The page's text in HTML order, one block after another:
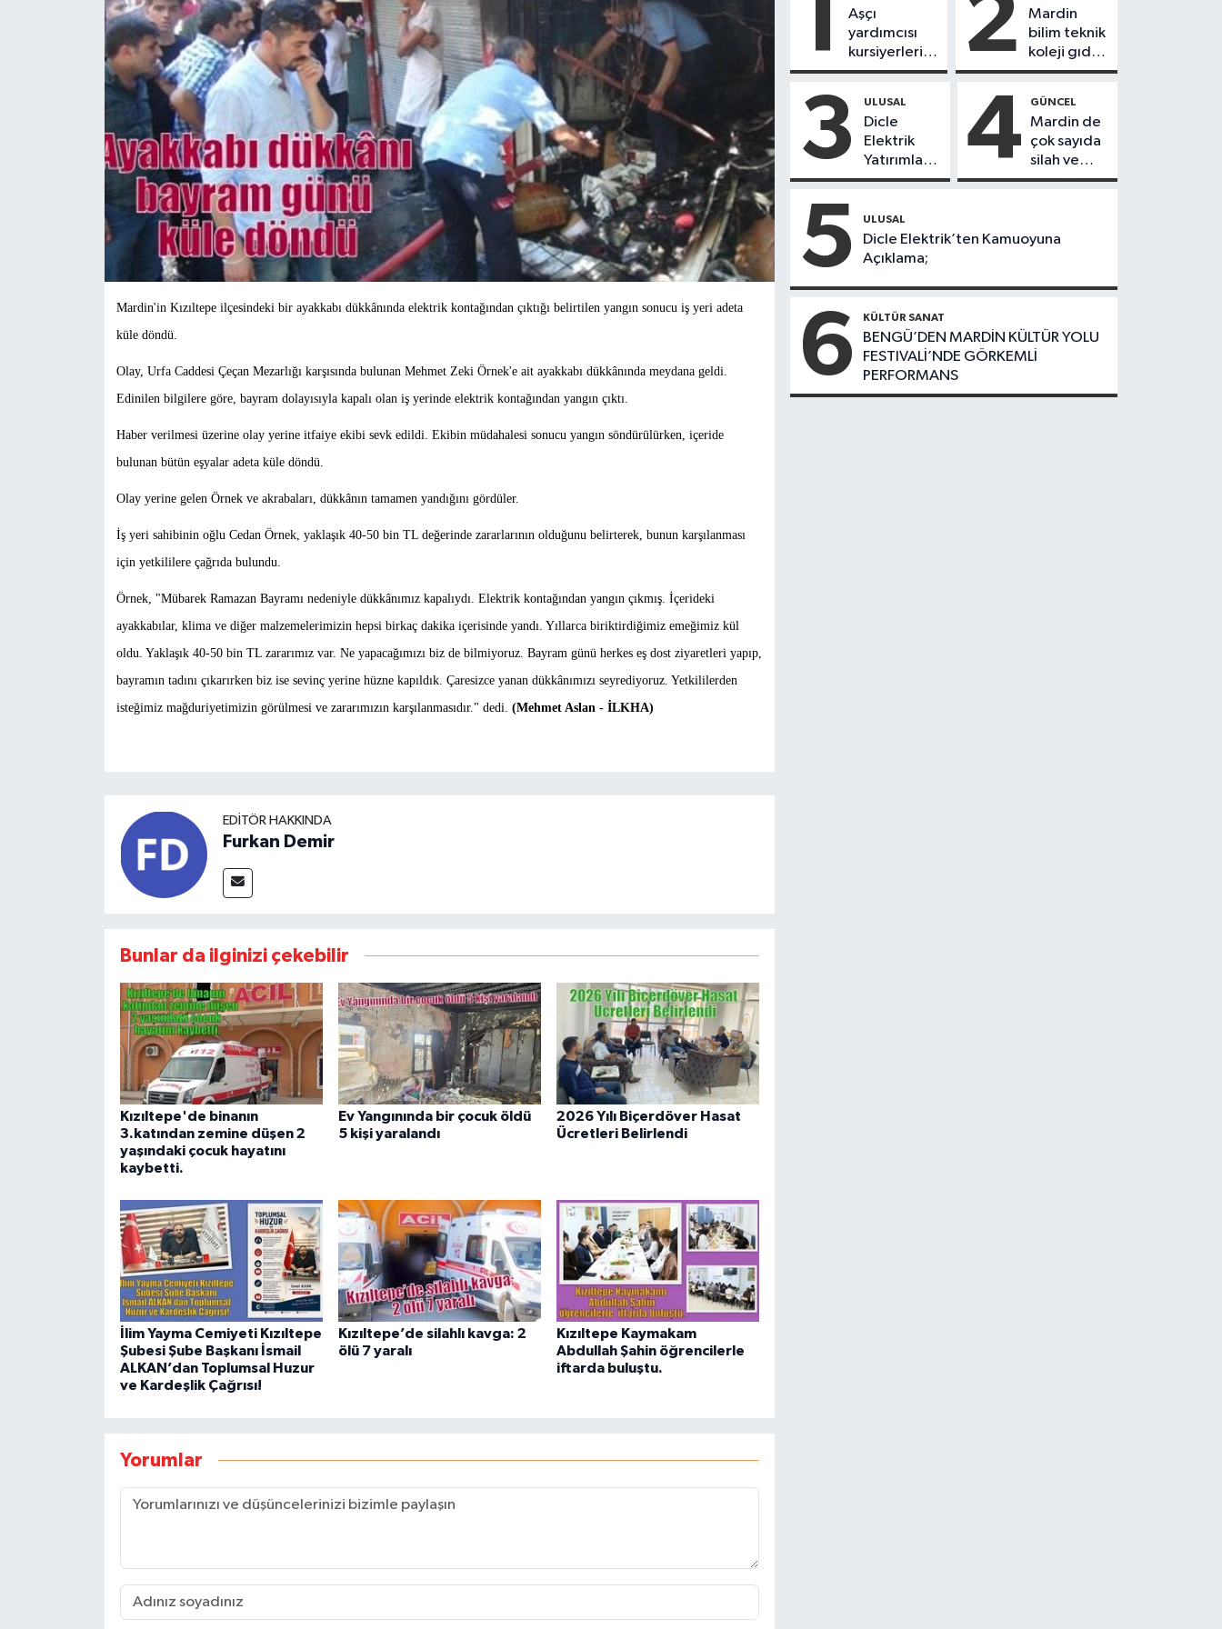
Mardin'in Kızıltepe ilçesindeki bir ayakkabı dükkânında elektrik kontağından çıktığı belirtilen yangın sonucu iş yeri adeta
küle döndü.
Olay, Urfa Caddesi Çeçan Mezarlığı karşısında bulunan Mehmet Zeki Örnek'e ait ayakkabı dükkânında meydana geldi.
Edinilen bilgilere göre, bayram dolayısıyla kapalı olan iş yerinde elektrik kontağından yangın çıktı.
Haber verilmesi üzerine olay yerine itfaiye ekibi sevk edildi. Ekibin müdahalesi sonucu yangın söndürülürken, içeride
bulunan bütün eşyalar adeta küle döndü.
Olay yerine gelen Örnek ve akrabaları, dükkânın tamamen yandığını gördüler.
İş yeri sahibinin oğlu Cedan Örnek, yaklaşık 40-50 bin TL değerinde zararlarının olduğunu belirterek, bunun karşılanması
için yetkililere çağrıda bulundu.
Örnek, "Mübarek Ramazan Bayramı nedeniyle dükkânımız kapalıydı. Elektrik kontağından yangın çıkmış. İçerideki
ayakkabılar, klima ve diğer malzemelerimizin hepsi birkaç dakika içerisinde yandı. Yıllarca biriktirdiğimiz emeğimiz kül
oldu. Yaklaşık 40-50 bin TL zararımız var. Ne yapacağımızı biz de bilmiyoruz. Bayram günü herkes eş dost ziyaretleri yapıp,
bayramın tadını çıkarırken biz ise sevinç yerine hüzne kapıldık. Çaresizce yanan dükkânımızı seyrediyoruz. Yetkililerden
isteğimiz mağduriyetimizin görülmesi ve zararımızın karşılanmasıdır." dedi. (Mehmet Aslan - İLKHA)
EDITÖR HAKKINDA
Furkan Demir
Bunlar da ilginizi çekebilir
Kızıltepe'de binanın
3.katından zemine düşen 2
yaşındaki çocuk hayatını
kaybetti.
Ev Yangınında bir çocuk öldü
5 kişi yaralandı
2026 Yılı Biçerdöver Hasat
Ücretleri Belirlendi
İlim Yayma Cemiyeti Kızıltepe
Şubesi Şube Başkanı İsmail
ALKAN’dan Toplumsal Huzur
ve Kardeşlik Çağrısı!
Kızıltepe’de silahlı kavga: 2
ölü 7 yaralı
Kızıltepe Kaymakam
Abdullah Şahin öğrencilerle
iftarda buluştu.
Yorumlar
1
Aşçı
yardımcısı
kursiyerleri
eğitimlerini
tamamladı
2
Mardin
bilim teknik
koleji gıda
teknolojisi
ürettikleri
gıda
ürünlerini
satarak
köydeki
desteğinde
3 ULUSAL
Dicle
Elektrik
Yatırımları
Sonuç
Mardin’de
Kayıp
Kaçak
Büyük
Düşüş
4 GÜNCEL
Mardin de
çok sayıda
silah ve
mühimmat
5 ULUSAL
Dicle Elektrik’ten Kamuoyuna
Açıklama;
6 KÜLTÜR SANAT
BENGÜ’DEN MARDİN KÜLTÜR YOLU
FESTIVALİ’NDE GÖRKEMLİ
PERFORMANS